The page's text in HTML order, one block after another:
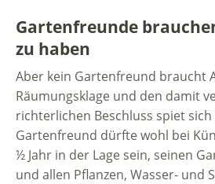
Gartenfreunde
zu haben
Aber kein Gartenfreund braucht
Räumungsklage und den damit
richterlichen Beschluss spiet
Gartenfreund dürfte wohl bei
½ Jahr in der Lage sein, seinen
und allen Pflanzen, Wasser- und